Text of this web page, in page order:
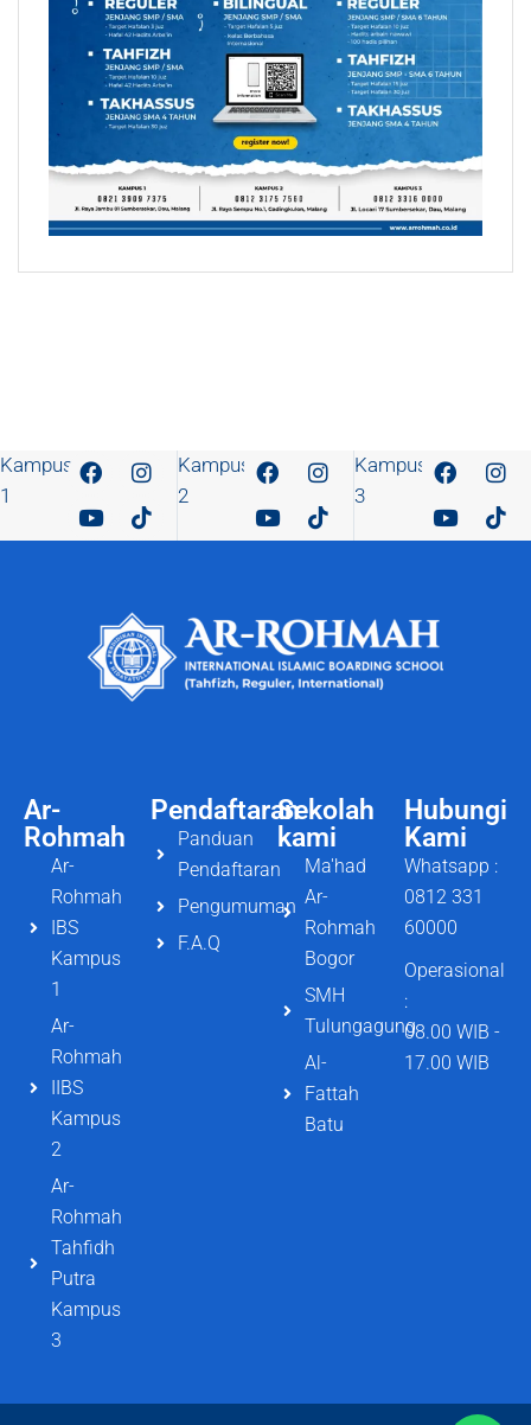
Kampus
1
Kampus
2
Kampus
3
Ar-
Rohmah
Ar-
Rohmah
IBS
Kampus
1
Ar-
Rohmah
IIBS
Kampus
2
Ar-
Rohmah
Tahfidh
Putra
Kampus
3
Pendaftaran
Panduan
Pendaftaran
Pengumuman
F.A.Q
Hubungi
Kami
Whatsapp :
0812 331
60000
Operasional
:
08.00 WIB -
17.00 WIB
Sekolah
kami
Ma'had
Ar-
Rohmah
Bogor
SMH
Tulungagung
Al-
Fattah
Batu